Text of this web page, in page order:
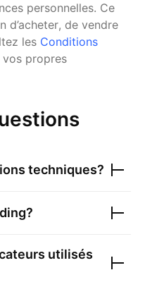
personnelles. Ce
d’acheter, de vendre
les Conditions
propres
techniques?
utilisés